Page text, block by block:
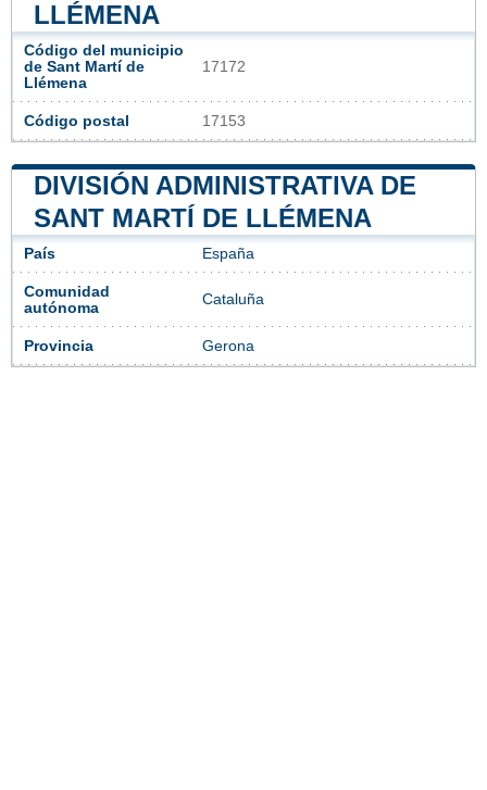
LLÉMENA
Código del municipio
de Sant Martí de
Llémena
17172
Código postal 17153
DIVISIÓN ADMINISTRATIVA DE
SANT MARTÍ DE LLÉMENA
País España
Comunidad
autónoma
Cataluña
Provincia Gerona